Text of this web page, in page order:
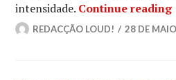
intensidade. Continue reading
REDACÇÃO LOUD! 28 DE